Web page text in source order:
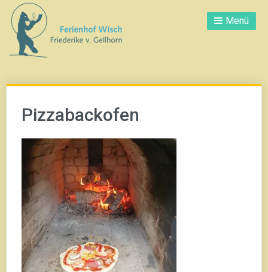
Direkt
zum
Inhalt
Menü
Pizzabackofen